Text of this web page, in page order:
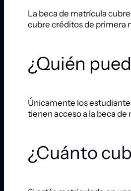
La beca de matrícula
cubre créditos de primera
¿Quién
Únicamente los
tienen acceso a la beca
¿Cuánto